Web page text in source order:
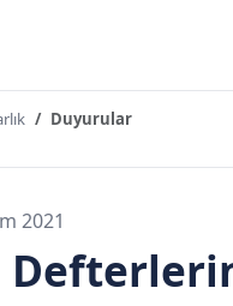
Duyurular
2021